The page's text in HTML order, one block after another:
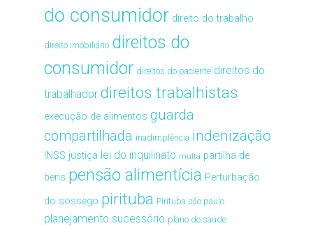
do consumidor direito do trabalho
direito imobiliário direitos do
consumidor direitos do paciente direitos do
trabalhador direitos trabalhistas
execução de alimentos guarda
compartilhada inadimplência indenização
INSS justiça lei do inquilinato multa partilha de
bens pensão alimentícia Perturbação
do sossego pirituba Pirituba são paulo
planejamento sucessório plano de saúde